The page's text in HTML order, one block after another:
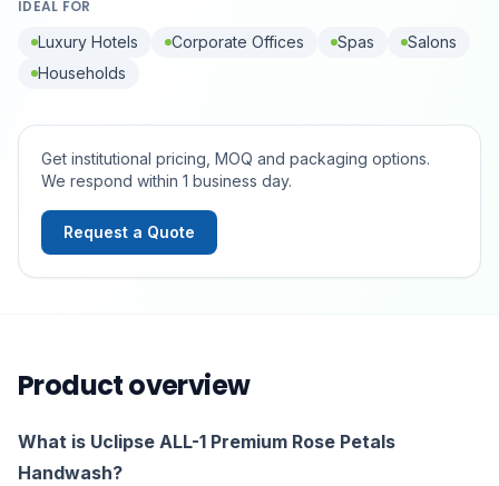
IDEAL FOR
Luxury Hotels
Corporate Offices Spas
Salons
Households
Get institutional pricing, MOQ and packaging options.
We respond within 1 business day.
Request a Quote
Product overview
What is Uclipse ALL-1 Premium Rose Petals
Handwash?